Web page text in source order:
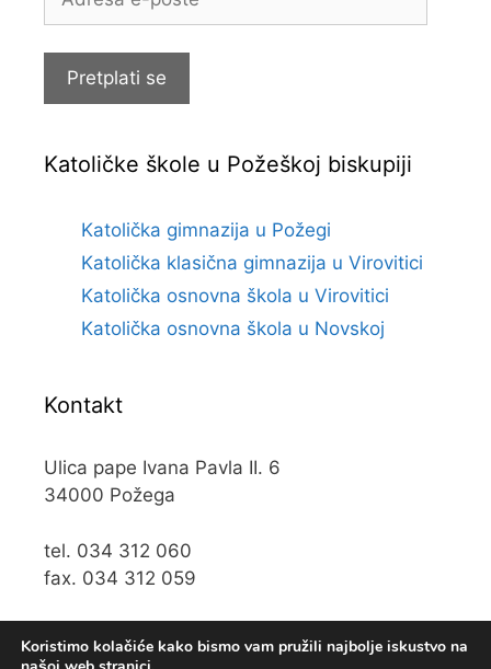
e-
Pretplati se
Katoličke škole u Požeškoj biskupiji
Katolička gimnazija u Požegi
Katolička klasična gimnazija u Virovitici
Katolička osnovna škola u Virovitici
Katolička osnovna škola u Novskoj
Kontakt
Ulica pape Ivana Pavla II. 6
34000 Požega
tel. 034 312 060
fax. 034 312 059
Koristimo kolačiće kako bismo vam pružili najbolje iskustvo na